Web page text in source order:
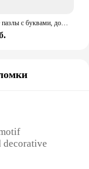
Деревянные пазлы с буквами, доски для захвата рук, настольная игра для транспортных средств, животные, фрукты, 3D пазлы, цифровой блок, строительный блок, семейные игры
decorative